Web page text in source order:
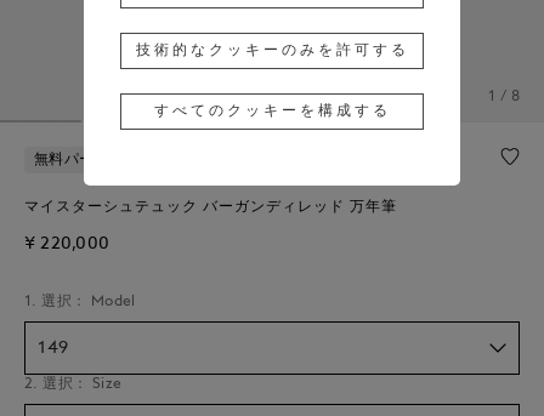
1 / 8
無料パーソナライズ
マイスターシュテュック バーガンディレッド 万年筆
¥ 220,000
1. 選択： Model
149
2. 選択： Size
のクッキーの使用に同意したことにな
「技術的なクッキーのみを許可する」
技術的なクッキーのみを許可する
すべてのクッキーを構成する